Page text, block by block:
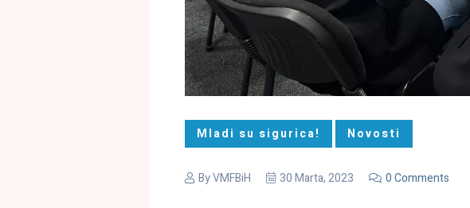
Mladi su sigurica! Novosti
ByVMFBiH 30 Marta, 2023 0 Comments